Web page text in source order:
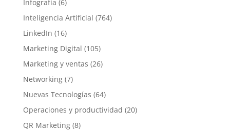
Infografía (6)
Inteligencia Artificial (764)
LinkedIn (16)
Marketing Digital (105)
Marketing y ventas (26)
Networking(7)
Nuevas Tecnologías (64)
Operaciones y productividad (20)
QR Marketing(8)